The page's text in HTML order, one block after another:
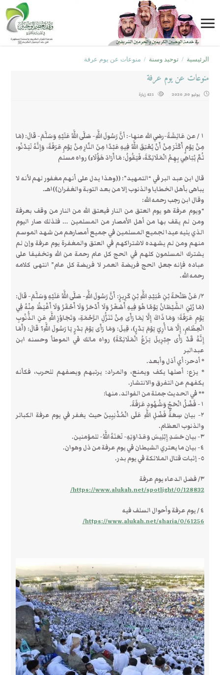
الرئيسية / توحيد وسنة / منوعات عن يوم عرفة
منوعات عن يوم عرفة
يوليو 30, 2020 421 زيارة
١ / عن عَائِشَةَ-رضي الله عنها-: أنَّ رَسُولَ اللَّهِ- صَلَّى اللَّهُ عَلَيْهِ وَسَلَّمَ- قَالَ: (مَا
مِنْ يَوْمٍ أَكْثَرَ مِنْ أَنْ يُعْتِقَ اللَّهُ فِيهِ عَبْدًا مِنَ النَّارِ مِنْ يَوْمِ عَرَفَةَ، وَإِنَّهُ لَيَدْنُو،
ثُمَّ يُبَاهِي بِهِمُ الْمَلَائِكَةَ، فَيَقُولُ: مَا أَرَادَ هَؤُلَاءِ) رواه مسلم
قال ابن عبد البر في “التمهيد”: ((وهذا يدل على أنهم مغفور لهم لأنه لا
يباهى بأهل الخطايا والذنوب إلا من بعد التوبة والغفران))اهـ.
وقال ابن رجب رحمه الله:
“ويوم عرفة هو يوم العتق من النار فيعتق الله من النار من وقف بعرفة
ومن لم يقف بها من أهل الأمصار من المسلمين … فلذلك صار اليوم
الذي يليه عيدا لجميع المسلمين في جميع أمصارهم من شهد الموسم
منهم ومن لم يشهده لاشتراكهم في العتق والمغفرة يوم عرفة وإن لم
يشترك المسلمون كلهم في الحج كل عام رحمة من الله وتخفيفا على
عباده فإنه جعل الحج فريضة العمر لا فريضة كل عام” انتهى كلامه
رحمه الله.
٢/ عَنْ طَلْحَةَ بْنِ عُبَيْدِ اللَّهِ بْنِ كَرِيزٍ: أَنَّ رَسُولَ اللَّهِ- صَلَّى اللَّهُ عَلَيْهِ وَسَلَّمَ- قَالَ:
(مَا رُئِيَ الشَّيْطَانُ يَوْمًا هُوَ فِيهِ أَصْغَرُ وَلَا أَدْحَرُ وَلَا أَحْقَرُ وَلَا أَغْيَظُ مِنْهُ فِي
يَوْمِ عَرَفَةَ؛ وَمَا ذَاكَ إِلَّا لِمَا رَأَى مِنْ تَنَزُّلِ الرَّحْمَةِ، وَتَجَاوُزِ اللَّهِ عَنِ الذُّنُوبِ
الْعِظَامِ، إِلَّا مَا أُرِيَ يَوْمَ بَدْرٍ)، قِيلَ: وَمَا رَأَى يَوْمَ بَدْرٍ يَا رَسُولَ اللَّهِ؟ قَالَ: (أَمَا
إِنَّهُ قَدْ رَأَى جِبْرِيلَ يَزَعُ الْمَلَائِكَةَ) رواه مالك في الموطأ وحسنه ابن
عبدالبر
* أدحر: أي أذل وأبعد.
* يزع: أصلها يكف ويمنع، والمراد: يرتبهم ويصفهم للحرب، فكأنه
يكفهم عن التفرق والانتشار.
** في الحديث جملة من الفوائد. منها:
١- فَضْلُ الْحَجِّ وَشُهُودِ عَرَفَةَ.
٢- بيان سِعَةُ فَضْلِ اللَّهِ عَلَى الْمُذْنِبِينَ حيث يغفر في يوم عرفة الكبائر
والذنوب العظام.
٣- بيان حَسَدِ إِبْلِيسَ وَعَدَاوَتِهِ- لَعَنَهُ اللَّهُ- للمؤمنين.
٤- بيان ما يعتري الشيطان في يوم عرفة من ذل وهوان.
٥- إثبات قتال الملائكة في يوم بدر.
٣/ فضل الدعاء يوم عرفة
https://www.alukah.net/spotlight/0/128832/
٤ / يوم عرفة وأحوال السلف فيه
https://www.alukah.net/sharia/0/61256/